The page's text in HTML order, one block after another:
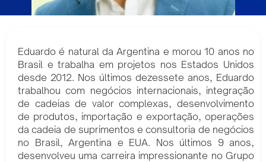
Eduardo é natural da Argentina e morou 10 anos no
Brasil e trabalha em projetos nos Estados Unidos
desde 2012. Nos últimos dezessete anos, Eduardo
trabalhou com negócios internacionais, integração
de cadeias de valor complexas, desenvolvimento
de produtos, importação e exportação, operações
da cadeia de suprimentos e consultoria de negócios
no Brasil, Argentina e EUA. Nos últimos 9 anos,
desenvolveu uma carreira impressionante no Grupo